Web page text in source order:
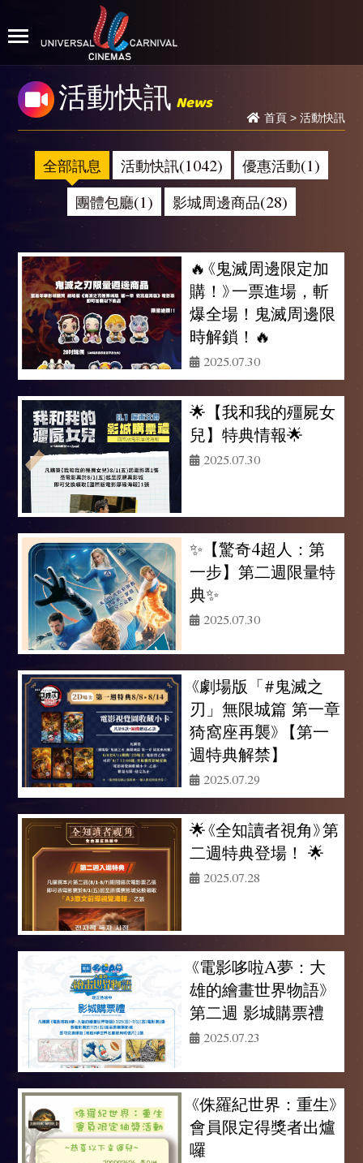
活動快訊 News
首頁> 活動快訊
全部訊息 活動快訊(1042)
優惠活動(1)
團體包廳(1)
影城周邊商品(28)
🔥《鬼滅周邊限定加
購！》一票進場，斬
爆全場！鬼滅周邊限
時解鎖！🔥
2025.07.30
🌟【我和我的殭屍女
兒】特典情報🌟
2025.07.30
✨【驚奇4超人：第
一步】第二週限量特
典✨
2025.07.30
《劇場版「#鬼滅之
刃」無限城篇 第一章
猗窩座再襲》【第一
週特典解禁】
2025.07.29
🌟《全知讀者視角》第
二週特典登場！ 🌟
2025.07.28
《電影哆啦A夢：大
雄的繪畫世界物語》
第二週 影城購票禮
2025.07.23
《侏羅紀世界：重生》
會員限定得獎者出爐
囉